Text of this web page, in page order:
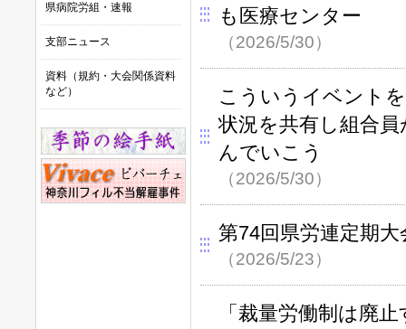
も医療センター
（2026/5/30）
こういうイベント
状況を共有し組合
んでいこう
（2026/5/30）
第74回県労連定期大
（2026/5/23）
「裁量労働制は廃
県病院労組・速報
支部ニュース
資料（規約・大会関係資料
など）